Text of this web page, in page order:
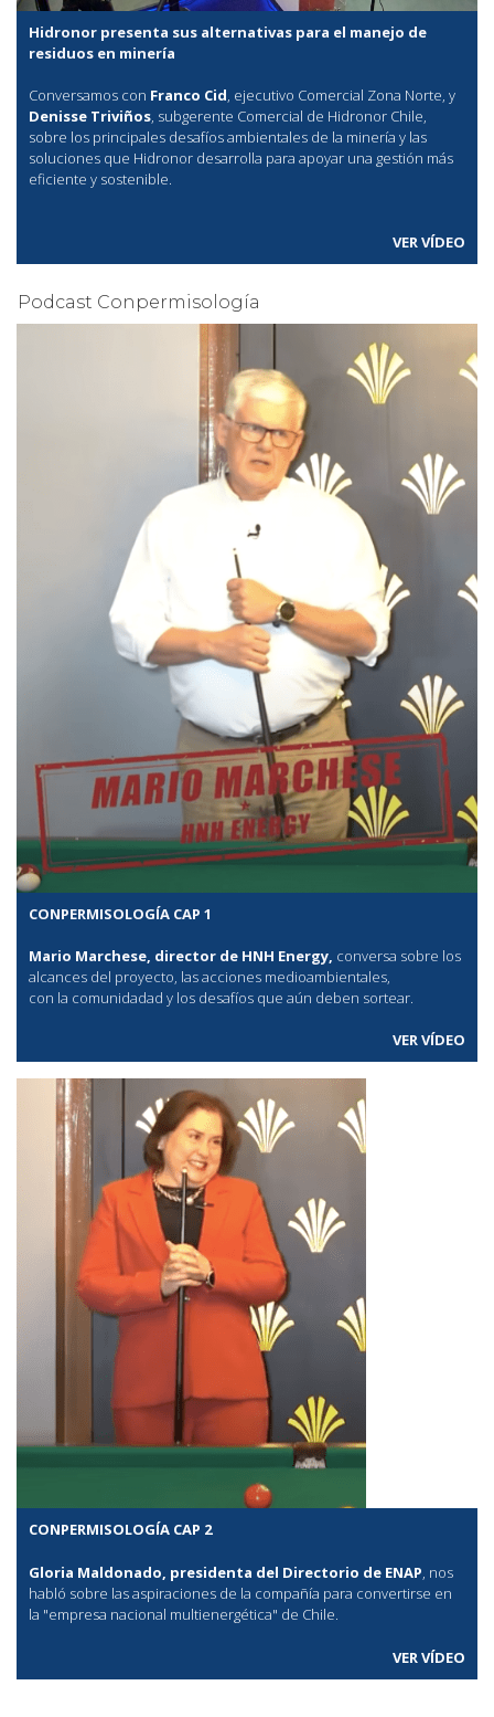
Hidronor presenta sus alternativas para el manejo de
residuos en minería
Conversamos con Franco Cid, ejecutivo Comercial Zona Norte, y
Denisse Triviños, subgerente Comercial de Hidronor Chile,
sobre los principales desafíos ambientales de la minería y las
soluciones que Hidronor desarrolla para apoyar una gestión más
eficiente y sostenible.
VER VÍDEO
Podcast Conpermisología
CONPERMISOLOGÍA CAP 1
Mario Marchese, director de HNH Energy, conversa sobre los
alcances del proyecto, las acciones medioambientales,
con la comunidadad y los desafíos que aún deben sortear.
VER VÍDEO
CONPERMISOLOGÍA CAP 2
Gloria Maldonado, presidenta del Directorio de ENAP, nos
habló sobre las aspiraciones de la compañía para convertirse en
la "empresa nacional multienergética" de Chile.
VER VÍDEO